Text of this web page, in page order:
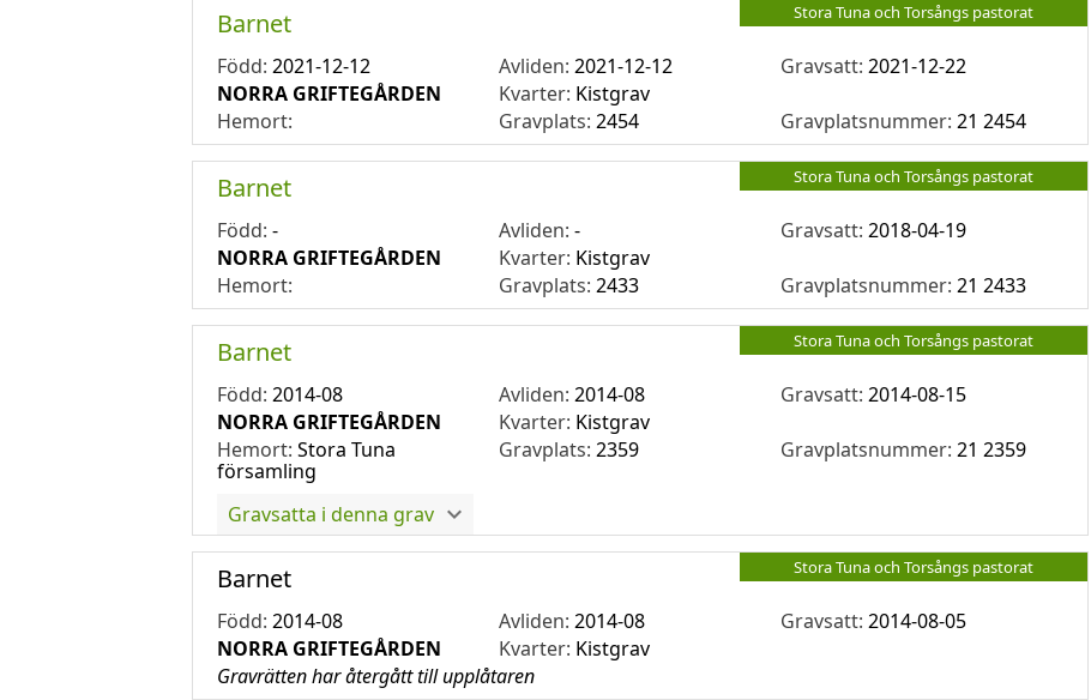
Stora Tuna och Torsångs pastorat
Barnet
Född: 2021-12-12 Avliden:2021-12-12 Gravsatt:2021-12-22
NORRA GRIFTEGÅRDEN
Kvarter: Kistgrav
Hemort:
Gravplats:2454 Gravplatsnummer: 21 2454
Stora Tuna och Torsångs pastorat
Barnet
Född: - Avliden:- Gravsatt:2018-04-19
NORRA GRIFTEGÅRDEN
Kvarter: Kistgrav
Hemort:
Gravplats:2433 Gravplatsnummer: 21 2433
Stora Tuna och Torsångs pastorat
Barnet
Född: 2014-08 Avliden:2014-08 Gravsatt:2014-08-15
NORRA GRIFTEGÅRDEN
Kvarter: Kistgrav
Hemort: Stora Tuna
församling
Gravplats:2359 Gravplatsnummer: 21 2359
Gravsatta i denna grav
Stora Tuna och Torsångs pastorat
Barnet
Född: 2014-08 Avliden:2014-08 Gravsatt:2014-08-05
NORRA GRIFTEGÅRDEN
Kvarter: Kistgrav
Gravrätten har återgått till upplåtaren